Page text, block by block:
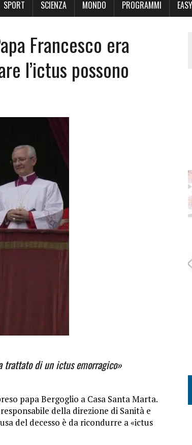
SPORT SCIENZA MONDO PROGRAMMI
Francesco era
l’ictus possono
trattato di un ictus emorragico»
papa Bergoglio a Casa Santa Marta.
della direzione di Sanità e
del decesso è da ricondurre a «ictus